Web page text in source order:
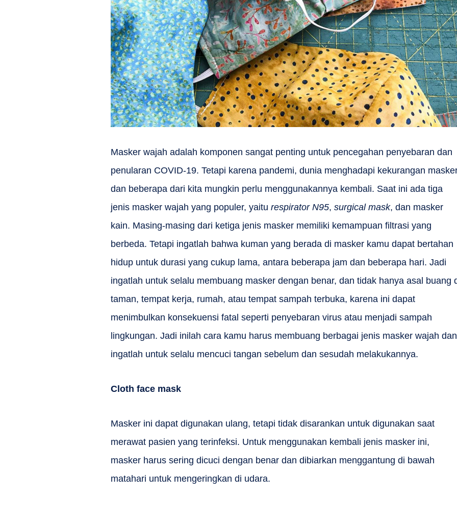
Masker wajah adalah komponen sangat penting untuk pencegahan penyebaran dan
penularan COVID-19. Tetapi karena pandemi, dunia menghadapi kekurangan
dan beberapa dari kita mungkin perlu menggunakannya kembali. Saat ini ada tiga
jenis masker wajah yang populer, yaitu respirator N95, surgical mask, dan masker
kain. Masing-masing dari ketiga jenis masker memiliki kemampuan filtrasi yang
berbeda. Tetapi ingatlah bahwa kuman yang berada di masker kamu dapat bertahan
hidup untuk durasi yang cukup lama, antara beberapa jam dan beberapa hari. Jadi
ingatlah untuk selalu membuang masker dengan benar, dan tidak hanya asal buang
taman, tempat kerja, rumah, atau tempat sampah terbuka, karena ini dapat
menimbulkan konsekuensi fatal seperti penyebaran virus atau menjadi sampah
lingkungan. Jadi inilah cara kamu harus membuang berbagai jenis masker wajah dan
ingatlah untuk selalu mencuci tangan sebelum dan sesudah melakukannya.
Cloth face mask
Masker ini dapat digunakan ulang, tetapi tidak disarankan untuk digunakan saat
merawat pasien yang terinfeksi. Untuk menggunakan kembali jenis masker ini,
masker harus sering dicuci dengan benar dan dibiarkan menggantung di bawah
matahari untuk mengeringkan di udara.